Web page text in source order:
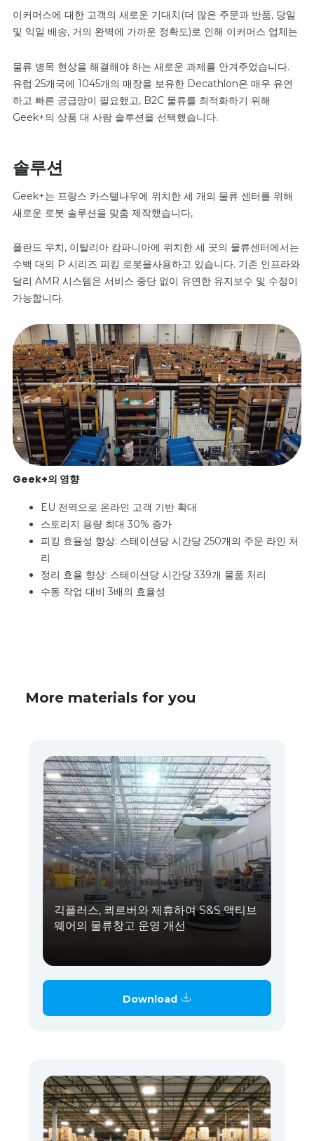
이커머스에 대한 고객의 새로운 기대치(더 많은 주문과 반품, 당일
및 익일 배송, 거의 완벽에 가까운 정확도)로 인해 이커머스 업체는
물류 병목 현상을 해결해야 하는 새로운 과제를 안겨주었습니다.
유럽 25개국에 1045개의 매장을 보유한 Decathlon은 매우 유연
하고 빠른 공급망이 필요했고, B2C 물류를 최적화하기 위해
Geek+의 상품 대 사람 솔루션을 선택했습니다.
솔루션
Geek+는 프랑스 카스텔나우에 위치한 세 개의 물류 센터를 위해
새로운 로봇 솔루션을 맞춤 제작했습니다,
폴란드 우치, 이탈리아 캄파니아에 위치한 세 곳의 물류센터에서는
수백 대의 P 시리즈 피킹 로봇을사용하고 있습니다. 기존 인프라와
달리 AMR 시스템은 서비스 중단 없이 유연한 유지보수 및 수정이
가능합니다.
Geek+의 영향
EU 전역으로 온라인 고객 기반 확대
스토리지 용량 최대 30% 증가
피킹 효율성 향상: 스테이션당 시간당 250개의 주문 라인 처
리
정리 효율 향상: 스테이션당 시간당 339개 물품 처리
수동 작업 대비 3배의 효율성
More materials for you
긱플러스, 쾨르버와 제휴하여 S&S 액티브
웨어의 물류창고 운영 개선
Download